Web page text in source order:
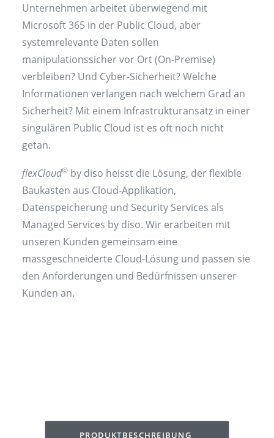
Unternehmen arbeitet überwiegend mit
Microsoft 365 in der Public Cloud, aber
systemrelevante Daten sollen
manipulationssicher vor Ort (On-Premise)
verbleiben? Und Cyber-Sicherheit? Welche
Informationen verlangen nach welchem Grad an
Sicherheit? Mit einem Infrastrukturansatz in einer
singulären Public Cloud ist es oft noch nicht
getan.
flexCloud© by diso heisst die Lösung, der flexible
Baukasten aus Cloud-Applikation,
Datenspeicherung und Security Services als
Managed Services by diso. Wir erarbeiten mit
unseren Kunden gemeinsam eine
massgeschneiderte Cloud-Lösung und passen sie
den Anforderungen und Bedürfnissen unserer
Kunden an.
PRODUKTBESCHREIBUNG